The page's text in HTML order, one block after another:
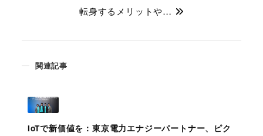
関連記事
IoTで新価値を：東京電力エナジーパートナー、ピク
転身するメリットや…